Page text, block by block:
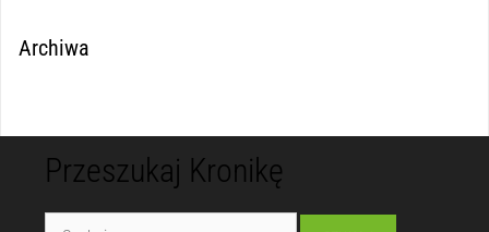
Archiwa
Przeszukaj Kronikę